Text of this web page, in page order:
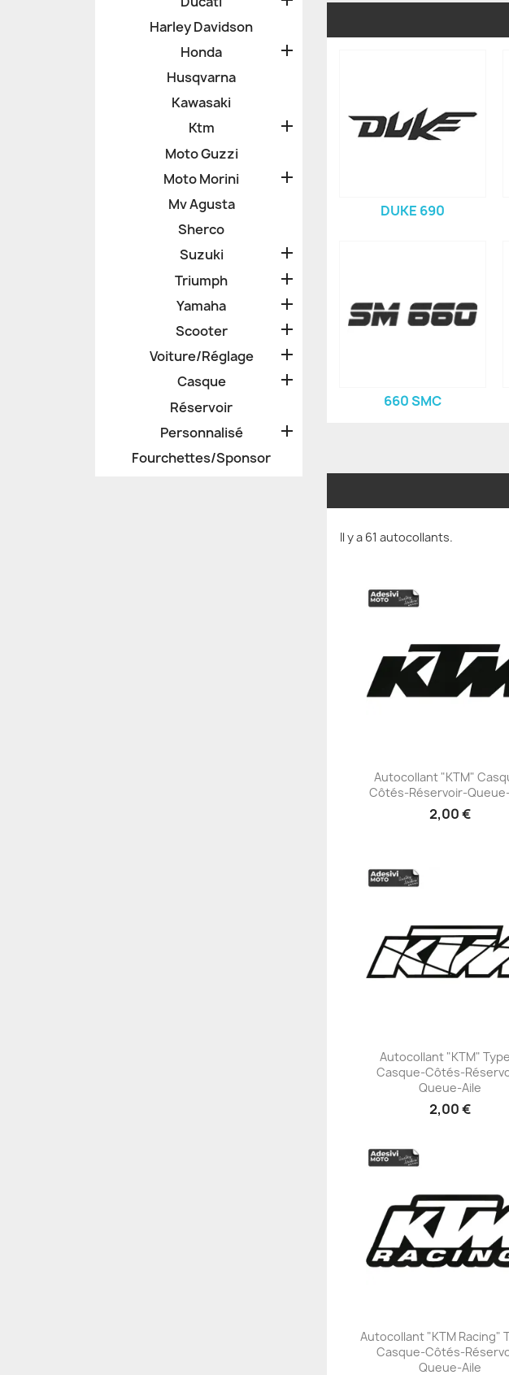
Harley Davidson
Honda

Husqvarna
Kawasaki
Ktm

Moto Guzzi
Moto Morini

Mv Agusta
Sherco
Suzuki

Triumph 
Yamaha 
Scooter 
Voiture/Réglage 
Casque 
Réservoir
Personnalisé

Fourchettes/Sponsor
DUKE 690
660 SMC
Il y a 61 autocollants.
+23
Autocollant "KTM"
Côtés-Réservoir-
2,00 €
+23
Autocollant "KTM"
Casque-Côtés-
Queue-Aile
2,00 €
+23
Autocollant "KTM Racing"
Casque-Côtés-
Queue-Aile